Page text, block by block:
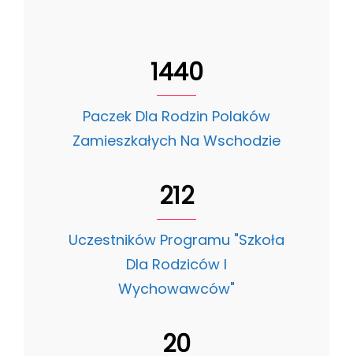
1440
Paczek Dla Rodzin Polaków
Zamieszkałych Na Wschodzie
212
Uczestników Programu "Szkoła
Dla Rodziców I
Wychowawców"
20